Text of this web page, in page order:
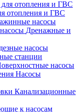
отопления и ГВС
насосы
Дренажные и
насосы
станции
насосы
Насосы
Канализационные